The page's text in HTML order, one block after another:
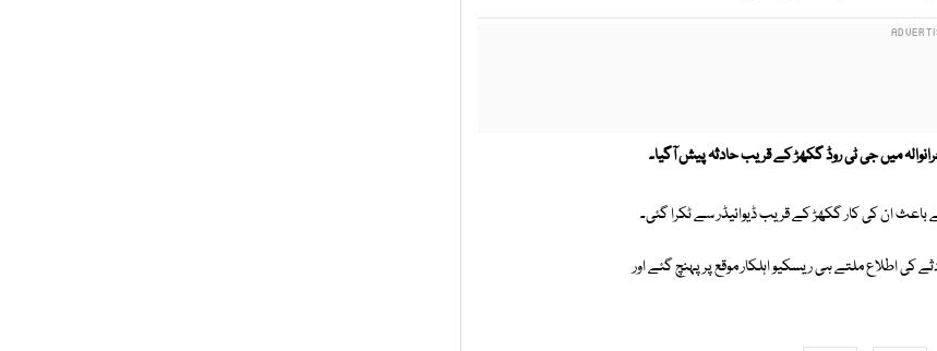
میں جی ٹی روڈ گکھڑ کے قریب حادثہ پیش آگیا۔
باعث ان کی کار گکھڑ کے قریب ڈیوائیڈر سے ٹکرا گئی۔
کی اطلاع ملتے ہی ریسکیو اہلکار موقع پر پہنچ گئے اور